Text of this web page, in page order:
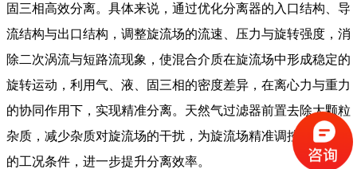
固三相高效分离。具体来说，通过优化分离器的入口结构、导
流结构与出口结构，调整旋流场的流速、压力与旋转强度，消
除二次涡流与短路流现象，使混合介质在旋流场中形成稳定的
旋转运动，利用气、液、固三相的密度差异，在离心力与重力
的协同作用下，实现精准分离。天然气过滤器前置去除大颗粒
杂质，减少杂质对旋流场的干扰，为旋流场精准调控提供稳定
的工况条件，进一步提升分离效率。